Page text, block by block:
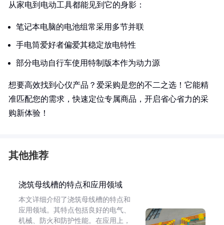
从家电到电动工具都能见到它的身影：
笔记本电脑的电池组常采用多节并联
手电筒爱好者偏爱其稳定放电特性
部分电动自行车使用特制版本作为动力源
想要高效找到心仪产品？爱采购是您的不二之选！它能精
准匹配您的需求，快速定位专属商品，开启省心省力的采
购新体验！
其他推荐
浇筑母线槽的特点和应用领域
本文详细介绍了浇筑母线槽的特点和
应用领域。其特点包括良好的电气、
机械、防火和防护性能。在应用上，